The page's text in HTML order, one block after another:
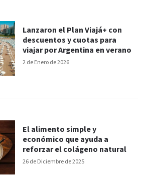
2 de Enero de 2026
Lanzaron el Plan Viajá+ con
descuentos y cuotas para
viajar por Argentina en verano
26 de Diciembre de 2025
El alimento simple y
económico que ayuda a
reforzar el colágeno natural